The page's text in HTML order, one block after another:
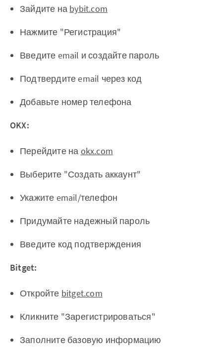
Зайдите на bybit.com
Нажмите "Регистрация"
Введите email и создайте пароль
Подтвердите email через код
Добавьте номер телефона
OKX:
Перейдите на okx.com
Выберите "Создать аккаунт"
Укажите email/телефон
Придумайте надежный пароль
Введите код подтверждения
Bitget:
Откройте bitget.com
Кликните "Зарегистрироваться"
Заполните базовую информацию